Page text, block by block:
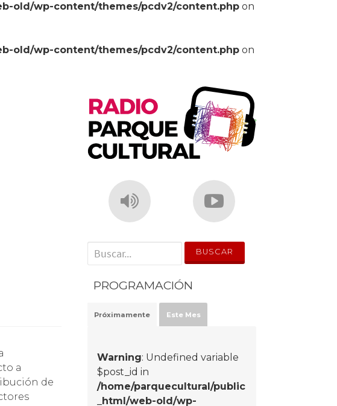
old/wp-content/themes/pcdv2/content.php on
old/wp-content/themes/pcdv2/content.php on
a
de
' . __('Search for:') . '
PROGRAMACIÓN
Próximamente Este Mes
Warning: Undefined variable
$post_id in
/home/parquecultural/public
_html/web-old/wp-